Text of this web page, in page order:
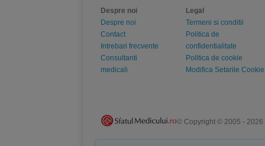
Despre noi
Despre noi
Contact
Intrebari frecvente
Consultanti
medicali
Legal
Termeni si conditii
Politica de
confidentialitate
Politica de cookie
Modifica Setarile Cookie
© Copyright © 2005 - 2026